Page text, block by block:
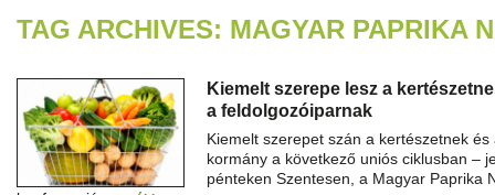
TAG ARCHIVES: MAGYAR PAPRIKA
Kiemelt szerepe lesz a
a feldolgozóiparnak
Kiemelt szerepet szán a kertészetnek
kormány a következő uniós ciklusban –
pénteken Szentesen, a Magyar Paprika